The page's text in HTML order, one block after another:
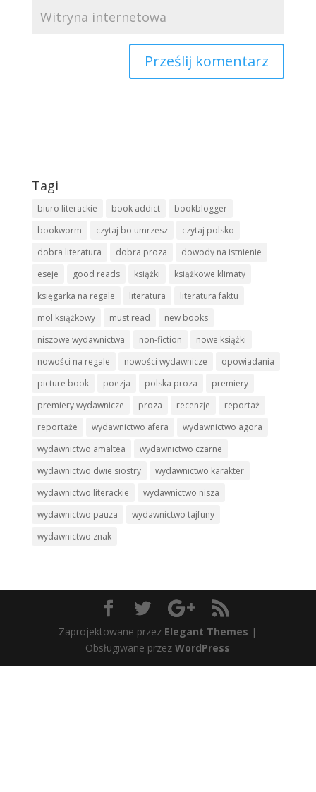
Tagi
biuro literackie book addict
bookblogger
bookworm
czytaj bo umrzesz
czytaj polsko
dobra literatura
dobra proza
dowody na istnienie
eseje
good reads książki
książkowe klimaty
księgarka na regale
literatura
literatura faktu
mol książkowy
must read
new books
niszowe wydawnictwa
non-fiction
nowe książki
nowości na regale
nowości wydawnicze
opowiadania
picture book
poezja polska proza
premiery
premiery wydawnicze
proza recenzje
reportaż
reportaże
wydawnictwo afera
wydawnictwo agora
wydawnictwo amaltea
wydawnictwo czarne
wydawnictwo dwie siostry
wydawnictwo karakter
wydawnictwo literackie
wydawnictwo nisza
wydawnictwo pauza
wydawnictwo tajfuny
wydawnictwo znak
Zaprojektowane przez Elegant Themes |
Obsługiwane przezWordPress